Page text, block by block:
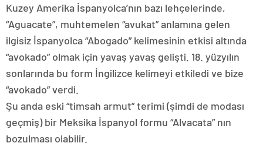
Kuzey Amerika İspanyolca’nın bazı lehçelerinde,
“Aguacate”, muhtemelen “avukat” anlamına gelen
ilgisiz İspanyolca “Abogado” kelimesinin etkisi altında
“avokado” olmak için yavaş yavaş gelişti. 18. yüzyılın
sonlarında bu form İngilizce kelimeyi etkiledi ve bize
“avokado” verdi.
Şu anda eski “timsah armut” terimi (şimdi de modası
geçmiş) bir Meksika İspanyol formu “Alvacata” nın
bozulması olabilir.